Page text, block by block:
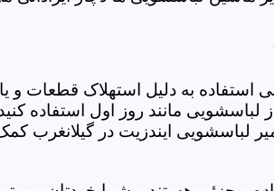
به دلیل استهلاک قطعات و
لباسشویی مانند روز اول استفاده
لباسشویی ایندزیت در گیلانغرب کمک